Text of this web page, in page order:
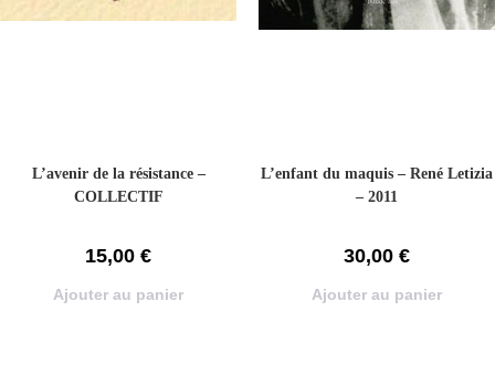
L’avenir de la résistance –
COLLECTIF
15,00 €
Ajouter au panier
L’enfant du maquis – René Letizia
– 2011
30,00 €
Ajouter au panier